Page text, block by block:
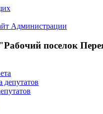
Администрации
поселок
депутатов